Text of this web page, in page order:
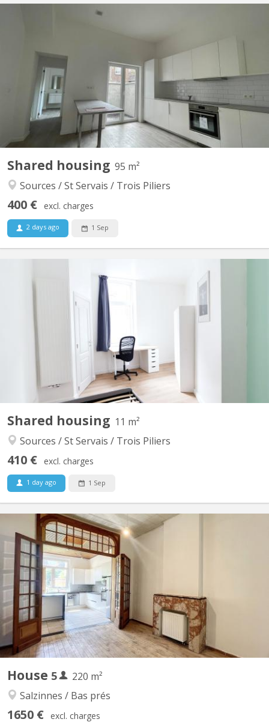
Shared housing 95 m²
Sources / St Servais / Trois Piliers
400 € excl. charges
2 days ago 1 Sep
📍 Situé Rue de Gembloux 97 à Saint-Servais (5002), ce duplex
spacieux propose 3 chambres disponibles dans une colocation
de 4 personnes (1 chambre déjà occupée). 💰 Loyers : �•
Chambre 1 : 375€�• Chambre 2 : 385€�• Chambre 3 : 395€�➕
5€ de charges communes�➕ Environ 80€/mois/personne pour
les...
Shared housing 11 m²
Sources / St Servais / Trois Piliers
410 € excl. charges
1 day ago 1 Sep
Disponible à partir de septembre 2026 Belle chambre lumineuse
de 11 m² (chambre 1, au rez de chaussée) à louer dans une
maison entièrement rénovée en 2024, au 68 rue Saint-Donat à
personnes, parquet au sol, PEB C. La chambre est entièrement...
House 5
220 m²
Salzinnes / Bas prés
1650 € excl. charges
Colocation de 5 chambres se libère dans une petite rue du centre
de Namur à deux pas du parc Louise-Marie! Le bien se compose
au rez-de-chaussée d'un grand hall d'entrée desservant un salon
indépendant, une salle à manger ouverte sur une lumineuse
cuisine entièrement équipée (frigo, micro-ondes,...